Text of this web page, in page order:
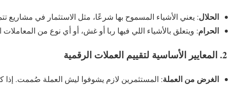
الحلال: يعني الأشياء المسموح بها شرعًا، مثل الاستثمار في مشاريع
الحرام: ويتعلق بالأشياء اللي فيها ربا أو غش، أو أي نوع من المعاملات
2. المعايير الأساسية لتقييم العملات الرقمية
الغرض من العملة: المستثمرين لازم يشوفوا ليش العملة صُممت.